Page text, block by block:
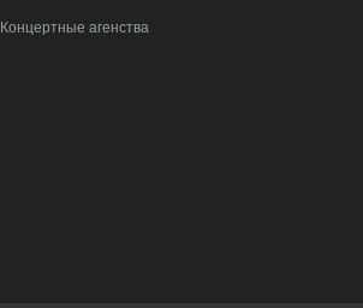
Концертные агенства